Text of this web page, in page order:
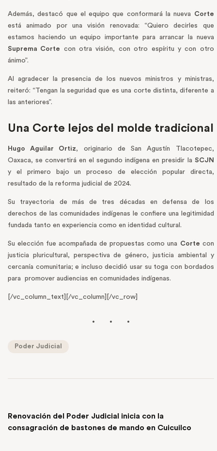
Además, destacó que el equipo que conformará la nueva
Corte
está animado por una visión renovada: “Quiero decirles que
estamos haciendo un equipo importante para arrancar la nueva
Suprema Corte con otra visión, con otro espíritu y con otro
ánimo”.
Al agradecer la presencia de los nuevos ministros y ministras,
reiteró: “Tengan la seguridad que es una corte distinta, diferente a
las anteriores”.
Una Corte lejos del molde tradicional
Hugo Aguilar Ortiz, originario de San Agustín Tlacotepec,
Oaxaca, se convertirá en el segundo indígena en presidir la SCJN
y el primero bajo un proceso de elección popular directa,
resultado de la reforma judicial de 2024.
Su trayectoria de más de tres décadas en defensa de los
derechos de las comunidades indígenas le confiere una legitimidad
fundada tanto en experiencia como en identidad cultural.
Su elección fue acompañada de propuestas como una Corte con
justicia pluricultural, perspectiva de género, justicia ambiental y
cercanía comunitaria; e incluso decidió usar su toga con bordados
para
promover audiencias en comunidades indígenas.
[/vc_column_text][/vc_column][/vc_row]
Poder Judicial
Renovación del Poder Judicial inicia con la
consagración de bastones de mando en Cuicuilco